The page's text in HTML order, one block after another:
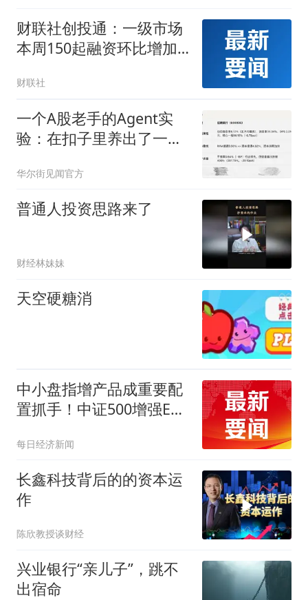
财联社创投通：一级市场
本周150起融资环比增加
等细分活跃
财联社
一个A股老手的Agent实
验：在扣子里养出了一个
华尔街见闻官方
普通人投资思路来了
财经林妹妹
天空硬糖消
中小盘指增产品成重要配
置抓手！中证500增强ETF
流入额创历史单月新高
每日经济新闻
长鑫科技背后的的资本运
作
陈欣教授谈财经
兴业银行“亲儿子”，跳不
出宿命